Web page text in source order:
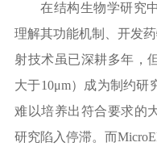
在结构生物学研究
理解其功能机制、开发
射技术虽已深耕多年，
大于10μm）成为制约研
难以培养出符合要求的
研究陷入停滞。而